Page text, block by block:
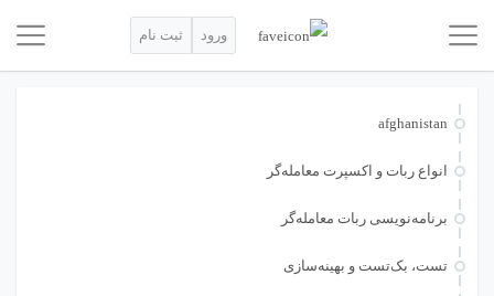
ورود ثبت نام
afghanistan
انواع ربات و اکسپرت معامله‌گر
برنامه‌نویسی ربات معامله‌گر
تست، بک‌تست و بهینه‌سازی